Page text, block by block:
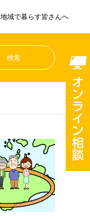
地域で暮らす皆さんへ